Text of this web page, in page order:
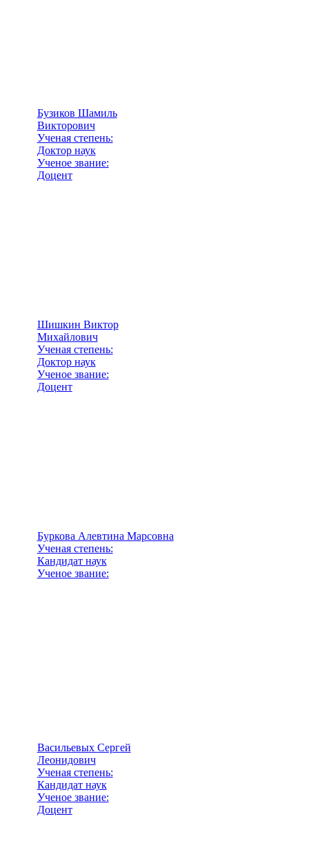
Бузиков Шамиль
Викторович
Ученая степень:
Доктор наук
Ученое звание:
Доцент
Шишкин Виктор
Михайлович
Ученая степень:
Доктор наук
Ученое звание:
Доцент
Буркова Алевтина Марсовна
Ученая степень:
Кандидат наук
Ученое звание:
Васильевых Сергей
Леонидович
Ученая степень:
Кандидат наук
Ученое звание:
Доцент